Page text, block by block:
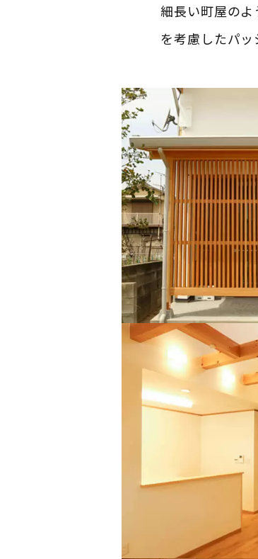
細長い町屋の
を考慮したパッ